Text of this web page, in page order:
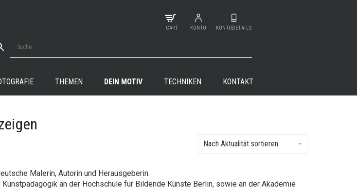
CART KONTO KONTODETAILS
THEMEN DEIN MOTIV TECHNIKEN KONTAKT
Nach Aktualität sortieren
Malerin, Autorin und Herausgeberin.
an der Hochschule für Bildende Künste Berlin, sowie an der Akademie